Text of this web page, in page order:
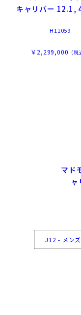
キャリバー 12.1,
H11059
￥2,299,000 （税
マド
J12 - メン